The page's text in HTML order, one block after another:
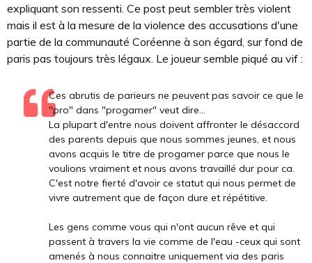
expliquant son ressenti. Ce post peut sembler très violent
mais il est à la mesure de la violence des accusations d'une
partie de la communauté Coréenne à son égard, sur fond de
paris pas toujours très légaux. Le joueur semble piqué au vif :
Ces abrutis de parieurs ne peuvent pas savoir ce que le
"pro" dans "progamer" veut dire...
La plupart d'entre nous doivent affronter le désaccord
des parents depuis que nous sommes jeunes, et nous
avons acquis le titre de progamer parce que nous le
voulions vraiment et nous avons travaillé dur pour ca.
C'est notre fierté d'avoir ce statut qui nous permet de
vivre autrement que de façon dure et répétitive.
Les gens comme vous qui n'ont aucun rêve et qui
passent à travers la vie comme de l'eau -ceux qui sont
amenés à nous connaitre uniquement via des paris